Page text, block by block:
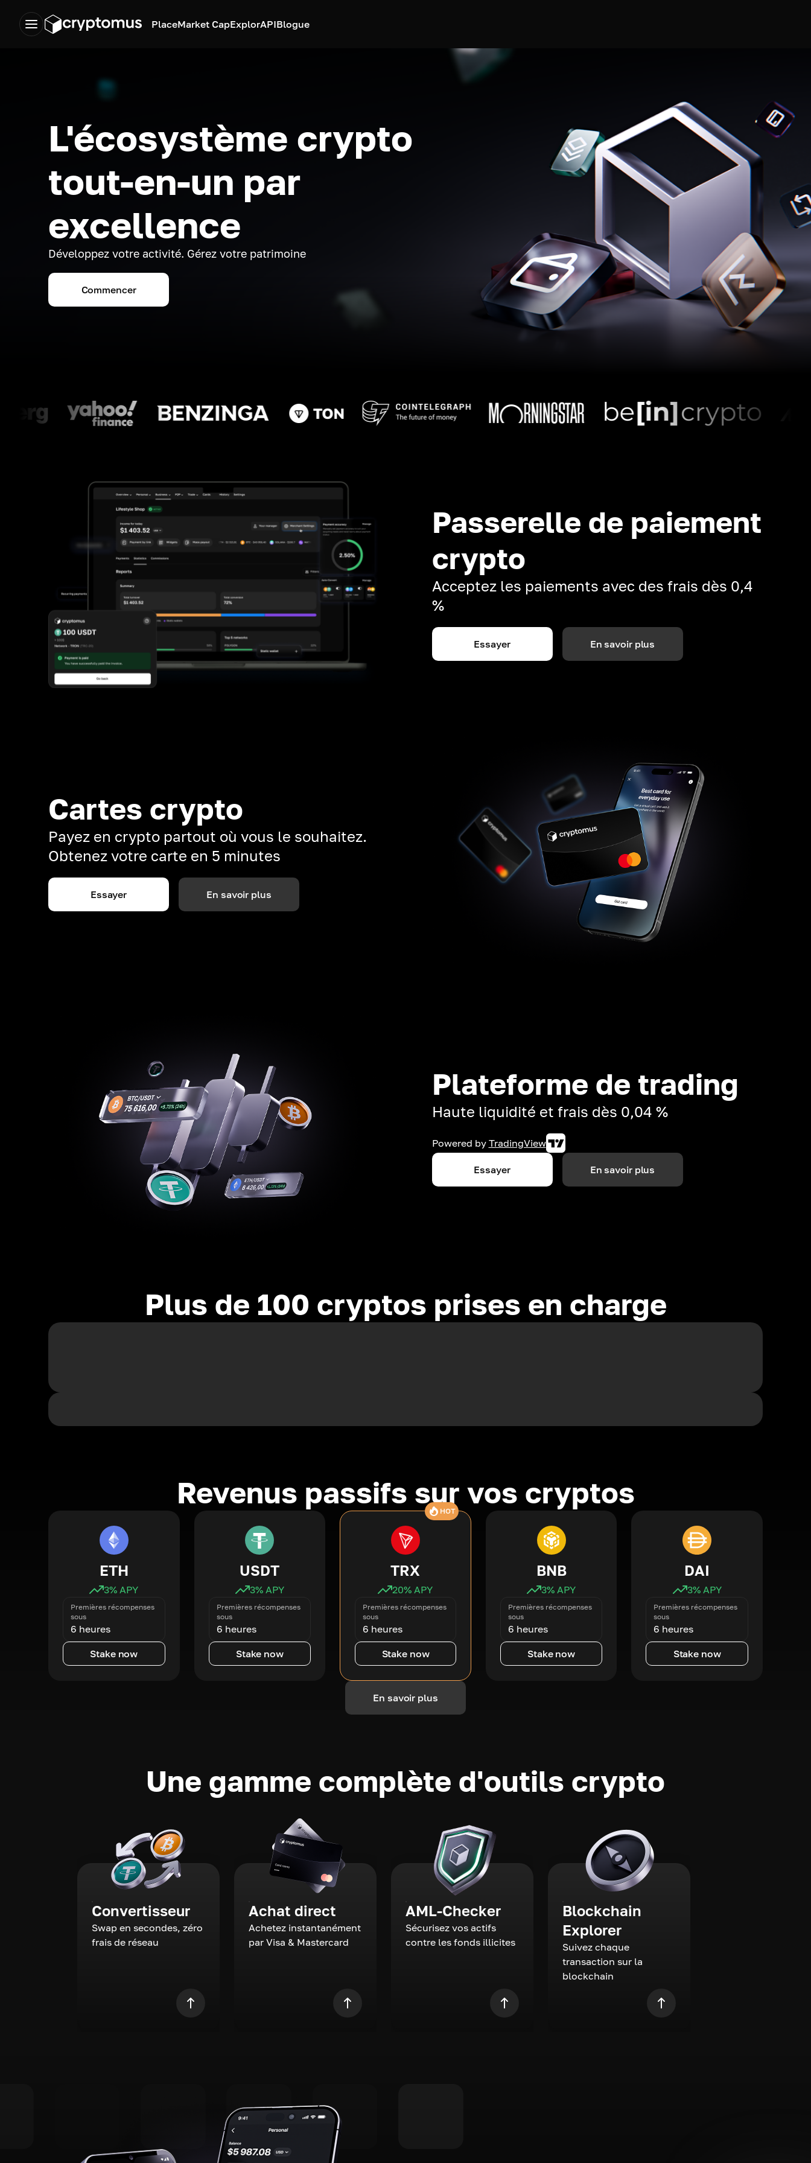
PlaceMarket CapExplorAPIBlogue
L'écosystème crypto
tout-en-un par
excellence
Développez votre activité. Gérez votre patrimoine
Commencer
Passerelle de paiement
crypto
Acceptez les paiements avec des frais dès 0,4
%
Essayer En savoir plus
Cartes crypto
Payez en crypto partout où vous le souhaitez.
Obtenez votre carte en 5 minutes
Essayer En savoir plus
Plateforme de trading
Haute liquidité et frais dès 0,04 %
Powered by TradingView
Essayer En savoir plus
Plus de 100 cryptos prises en charge
Revenus passifs sur vos cryptos
ETH
3% APY
Premières récompenses
sous
6 heures
Stake now
USDT
3% APY
Premières récompenses
sous
6 heures
Stake now
HOT
TRX
20% APY
Premières récompenses
sous
6 heures
Stake now
BNB
3% APY
Premières récompenses
sous
6 heures
Stake now
DAI
3% APY
Premières récompenses
sous
6 heures
Stake now
En savoir plus
Une gamme complète d'outils crypto
Convertisseur
Swap en secondes, zéro
frais de réseau
Achat direct
Achetez instantanément
par Visa & Mastercard
AML-Checker
Sécurisez vos actifs
contre les fonds illicites
Blockchain
Explorer
Suivez chaque
transaction sur la
blockchain